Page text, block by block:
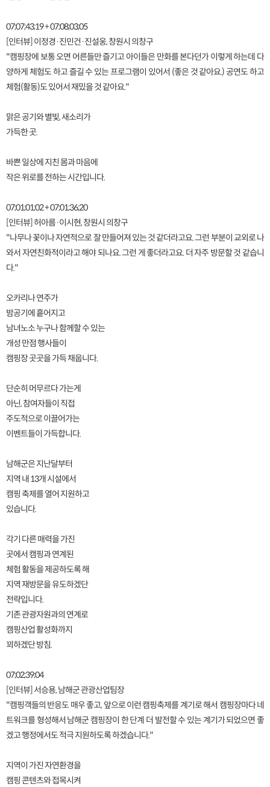
07;07;43;19 + 07;08;03;05
[인터뷰] 이정경·진민건·진설웅, 창원시 의창구
"캠핑장에 보통 오면 어른들만 즐기고 아이들은 만화를 본다던가 이렇게 하는데 다
양하게 체험도 하고 즐길 수 있는 프로그램이 있어서 (좋은 것 같아요.) 공연도 하고
체험(활동)도 있어서 재밌을 것 같아요."
맑은 공기와 별빛, 새소리가
가득한 곳.
바쁜 일상에 지친 몸과 마음에
작은 위로를 전하는 시간입니다.
07;01;01;02 + 07;01;36;20
[인터뷰] 허아름·이시현, 창원시 의창구
"나무나 꽃이나 자연적으로 잘 만들어져 있는 것 같더라고요. 그런 부분이 교외로 나
와서 자연친화적이라고 해야 되나요. 그런 게 좋더라고요. 더 자주 방문할 것 같습니
다."
오카리나 연주가
밤공기에 흩어지고
남녀노소 누구나 함께할 수 있는
개성 만점 행사들이
캠핑장 곳곳을 가득 채웁니다.
단순히 머무르다 가는게
아닌, 참여자들이 직접
주도적으로 이끌어가는
이벤트들이 가득합니다.
남해군은 지난달부터
지역 내 13개 시설에서
캠핑 축제를 열어 지원하고
있습니다.
각기 다른 매력을 가진
곳에서 캠핑과 연계된
체험 활동을 제공하도록 해
지역 재방문을 유도하겠단
전략입니다.
기존 관광자원과의 연계로
캠핑산업 활성화까지
꾀하겠단 방침.
07;02;39;04
[인터뷰] 서승용, 남해군 관광산업팀장
"캠핑객들의 반응도 매우 좋고, 앞으로 이런 캠핑축제를 계기로 해서 캠핑장마다 네
트워크를 형성해서 남해군 캠핑장이 한 단계 더 발전할 수 있는 계기가 되었으면 좋
겠고 행정에서도 적극 지원하도록 하겠습니다."
지역이 가진 자연환경을
캠핑 콘텐츠와 접목시켜